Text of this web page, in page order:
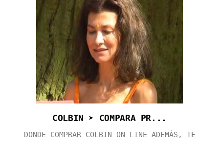
COLBIN ➤ COMPARA PR...
DONDE COMPRAR COLBIN ON-LINE ADEMÁS, TE